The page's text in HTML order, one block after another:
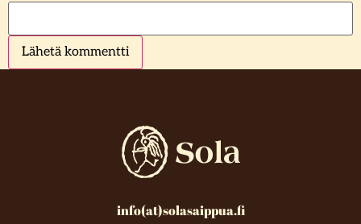
info(at)solasaippua.fi